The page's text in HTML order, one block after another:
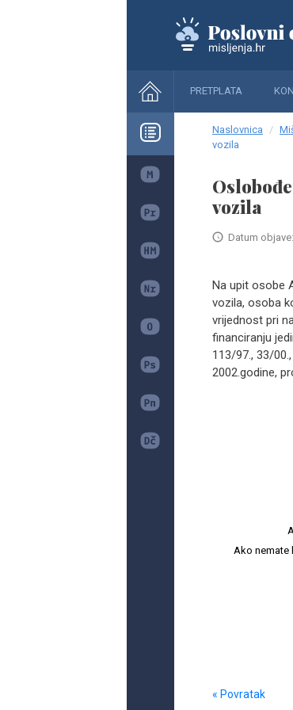
PRETPLATA
Naslovnica
vozila
vozila
Datum
Na upit osobe
vozila, osoba
vrijednost pri
financiranju
113/97., 33/
2002.godine,
Ako nemate
« Povratak